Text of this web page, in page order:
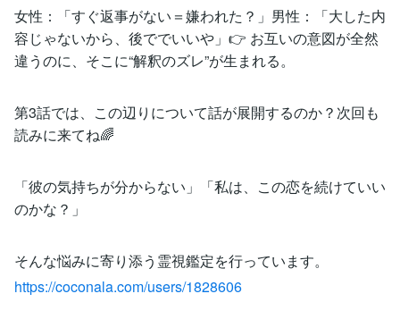
女性：「すぐ返事がない＝嫌われた？」男性：「大した内
容じゃないから、後ででいいや」👉 お互いの意図が全然
違うのに、そこに“解釈のズレ”が生まれる。
第3話では、この辺りについて話が展開するのか？次回も
読みに来てね🌈
「彼の気持ちが分からない」「私は、この恋を続けていい
のかな？」
そんな悩みに寄り添う霊視鑑定を行っています。
https://coconala.com/users/1828606